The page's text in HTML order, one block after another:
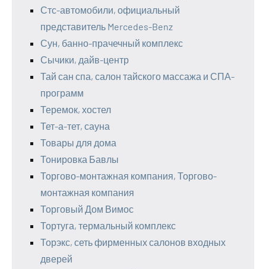
Стс-автомобили, официальный
представитель Mercedes-Benz
Сун, банно-прачечный комплекс
Сычики, дайв-центр
Тай сан спа, салон тайского массажа и СПА-
программ
Теремок, хостел
Тет-а-тет, сауна
Товары для дома
Тонировка Бавлы
Торгово-монтажная компания, Торгово-
монтажная компания
Торговый Дом Вимос
Тортуга, термальный комплекс
Торэкс, сеть фирменных салонов входных
дверей